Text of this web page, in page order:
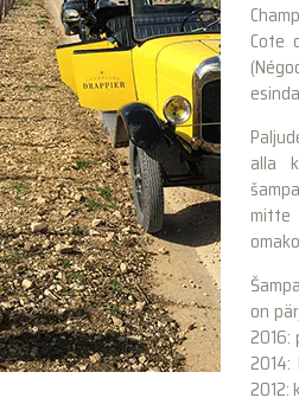
Cote
alla
mitte
on
2016:
2012: